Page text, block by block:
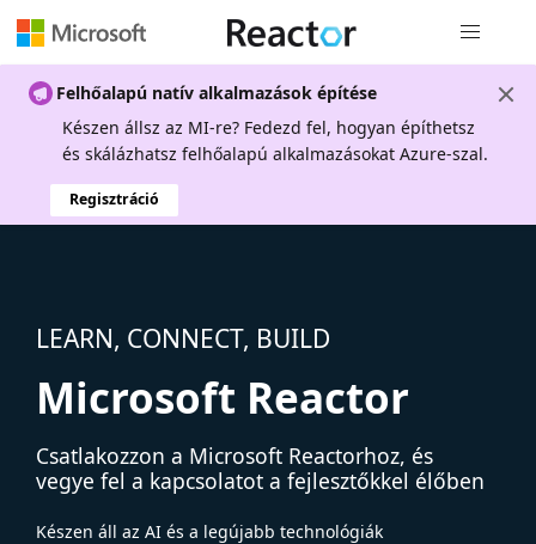
Felhőalapú natív alkalmazások építése
Készen állsz az MI-re? Fedezd fel, hogyan építhetsz
és skálázhatsz felhőalapú alkalmazásokat Azure-szal.
Regisztráció
LEARN, CONNECT, BUILD
Microsoft Reactor
Csatlakozzon a Microsoft Reactorhoz, és
vegye fel a kapcsolatot a fejlesztőkkel élőben
Készen áll az AI és a legújabb technológiák